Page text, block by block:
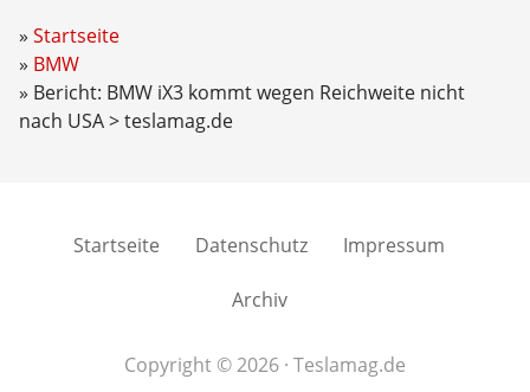
Startseite
BMW
Bericht: BMW iX3 kommt wegen Reichweite nicht
nach USA > teslamag.de
Startseite Datenschutz Impressum
Archiv
Copyright © 2026 · Teslamag.de